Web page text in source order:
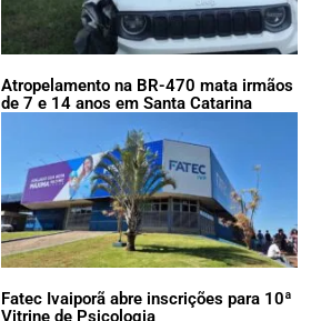
Atropelamento na BR-470 mata irmãos
de 7 e 14 anos em Santa Catarina
Fatec Ivaiporã abre inscrições para 10ª
Vitrine de Psicologia